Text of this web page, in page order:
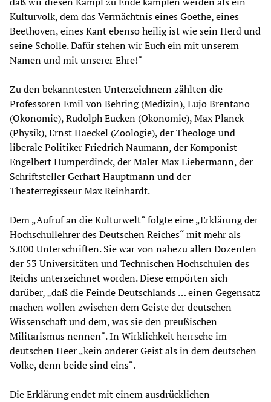
Kulturvolk, dem das Vermächtnis eines Goethe, eines
Beethoven, eines Kant ebenso heilig ist wie sein Herd und
seine Scholle. Dafür stehen wir Euch ein mit unserem
Namen und mit unserer Ehre!“
Zu den bekanntesten Unterzeichnern zählten die
Professoren Emil von Behring (Medizin), Lujo Brentano
(Ökonomie), Rudolph Eucken (Ökonomie), Max Planck
(Physik), Ernst Haeckel (Zoologie), der Theologe und
liberale Politiker Friedrich Naumann, der Komponist
Engelbert Humperdinck, der Maler Max Liebermann, der
Schriftsteller Gerhart Hauptmann und der
Theaterregisseur Max Reinhardt.
Dem „Aufruf an die Kulturwelt“ folgte eine „Erklärung der
Hochschullehrer des Deutschen Reiches“ mit mehr als
3.000 Unterschriften. Sie war von nahezu allen Dozenten
der 53 Universitäten und Technischen Hochschulen des
Reichs unterzeichnet worden. Diese empörten sich
darüber, „daß die Feinde Deutschlands … einen Gegensatz
machen wollen zwischen dem Geiste der deutschen
Wissenschaft und dem, was sie den preußischen
Militarismus nennen“. In Wirklichkeit herrsche im
deutschen Heer „kein anderer Geist als in dem deutschen
Volke, denn beide sind eins“.
Die Erklärung endet mit einem ausdrücklichen